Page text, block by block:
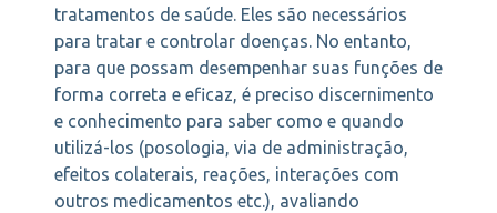
tratamentos de saúde. Eles são necessários
para tratar e controlar doenças. No entanto,
para que possam desempenhar suas funções de
forma correta e eficaz, é preciso discernimento
e conhecimento para saber como e quando
utilizá-los (posologia, via de administração,
efeitos colaterais, reações, interações com
outros medicamentos etc.), avaliando